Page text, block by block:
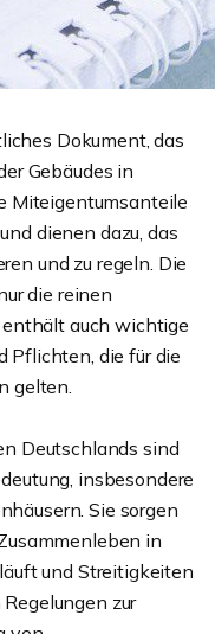
Dokument, das
Gebäudes in
Miteigentumsanteile
dienen dazu, das
und zu regeln. Die
die reinen
auch wichtige
Pflichten, die für die
gelten.
Deutschlands sind
insbesondere
Sie sorgen
in
und Streitigkeiten
zur